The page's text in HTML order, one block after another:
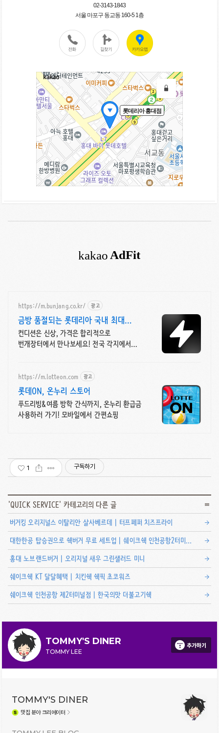
https://m.bunjang.co.kr/ 광고
금방 품절되는 롯데리아 국내 최대
브랜드 중고거래
컨디션은 신상, 가격은 합리적으로
번개장터에서 만나보세요! 전국 각지에서
https://m.lotteon.com 광고
롯데ON, 온누리 스토어
푸드리빙&여름 방학 간식까지, 온누리 환급금
사용하러 가기! 모바일에서 간편쇼핑
1 구독하기
'QUICK SERVICE' 카테고리의 다른 글
버거킹 오리지널스 이탈리안 살사베르데 | 터프페퍼 치즈프라이
대한한공 탑승권으로 쉑버거 무료 세트업 | 쉐이크쉑 인천공항2터미널점
홍대 노브랜드버거 | 오리지널 새우 그린샐러드 미니
쉐이크쉑 KT 달달혜택 | 치킨쉑 쉑픽 초코워즈
쉐이크쉑 인천공항 제2터미널점 | 한국의맛 더불고기쉑
TOMMY'S DINER
TOMMY LEE
추가하기
TOMMY'S DINER
맛집 분야 크리에이터